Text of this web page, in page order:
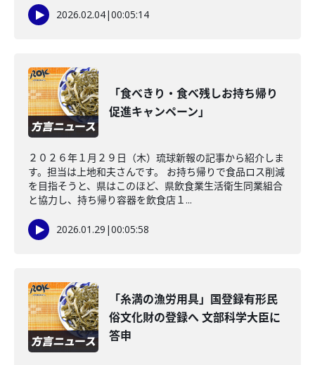
2026.02.04|00:05:14
「食べきり・食べ残しお持ち帰り
促進キャンペーン」
２０２６年１月２９日（木）琉球新報の記事から紹介しま
す。担当は上地和夫さんです。 お持ち帰りで食品ロス削減
を目指そうと、県はこのほど、県飲食業生活衛生同業組合
と協力し、持ち帰り容器を飲食店１...
2026.01.29 |00:05:58
「糸満の漁労用具」国登録有形民
俗文化財の登録へ 文部科学大臣に
答申